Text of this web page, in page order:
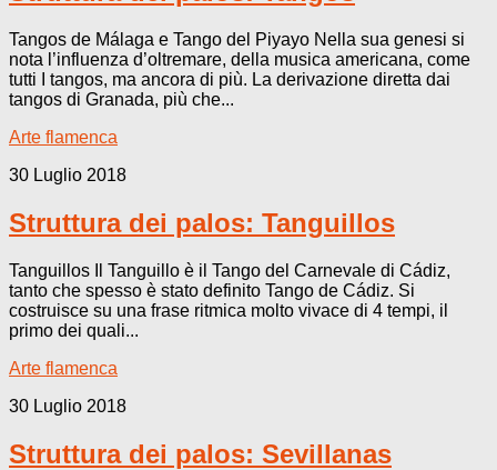
Tangos de Málaga e Tango del Piyayo Nella sua genesi si
nota l’influenza d’oltremare, della musica americana, come
tutti I tangos, ma ancora di più. La derivazione diretta dai
tangos di Granada, più che...
Arte flamenca
30 Luglio 2018
Struttura dei palos: Tanguillos
Tanguillos Il Tanguillo è il Tango del Carnevale di Cádiz,
tanto che spesso è stato definito Tango de Cádiz. Si
costruisce su una frase ritmica molto vivace di 4 tempi, il
primo dei quali...
Arte flamenca
30 Luglio 2018
Struttura dei palos: Sevillanas